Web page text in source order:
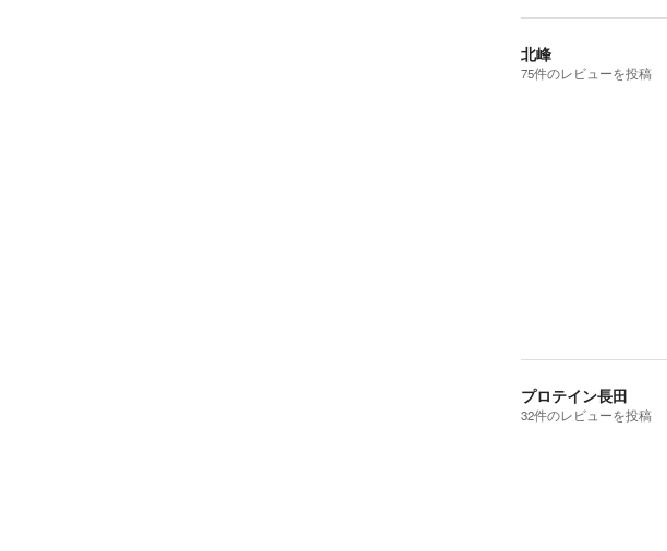
北峰
75件のレビューを投稿
プロテイン長田
32件のレビューを投稿